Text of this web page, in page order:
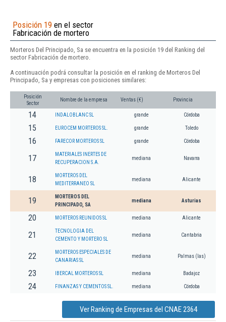
Posición 19 en el sector
Fabricación de mortero
Morteros Del Principado, Sa se encuentra en la posición 19 del Ranking del
sector Fabricación de mortero.
A continuación podrá consultar la posición en el ranking de Morteros Del
Principado, Sa y empresas con posiciones similares:
Posición
Sector
Nombre de la empresa Ventas (€) Provincia
14 INDALOBLANC SL grande Córdoba
15 EUROCEM MORTEROS SL. grande Toledo
16 FARECOR MORTEROS SL grande Córdoba
17
MATERIALES INERTES DE
RECUPERACION S.A.
mediana Navarra
18
MORTEROS DEL
MEDITERRANEO SL
mediana Alicante
19
MORTEROS DEL
PRINCIPADO, SA
mediana Asturias
20 MORTEROS REUNIDOS SL mediana Alicante
21
TECNOLOGIA DEL
CEMENTO Y MORTERO SL
mediana Cantabria
22
MORTEROS ESPECIALES DE
CANARIAS SL
mediana Palmas (las)
23 IBERCAL MORTEROS SL mediana Badajoz
24 FINANZAS Y CEMENTOS SL. mediana Córdoba
Ver Ranking de Empresas del CNAE 2364